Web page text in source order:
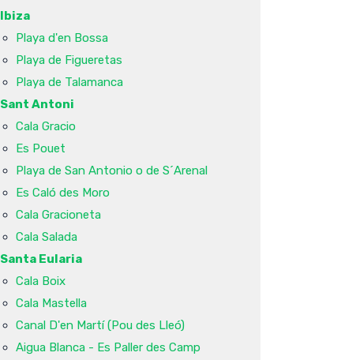
Ibiza
Playa d'en Bossa
Playa de Figueretas
Playa de Talamanca
Sant Antoni
Cala Gracio
Es Pouet
Playa de San Antonio o de S´Arenal
Es Caló des Moro
Cala Gracioneta
Cala Salada
Santa Eularia
Cala Boix
Cala Mastella
Canal D'en Martí (Pou des Lleó)
Aigua Blanca - Es Paller des Camp